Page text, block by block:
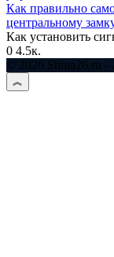
Как правильно
центральному
Как установить
0 4.5к.
© 2026 Shina26.ru